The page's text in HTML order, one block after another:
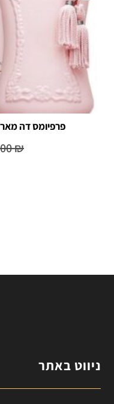
פרפיומס דה מארלי
₪
ניווט באתר